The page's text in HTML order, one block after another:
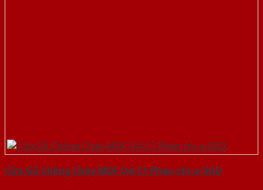
Cửa Gỗ Chống Cháy MDF O4-C1 Phào chi-a-SGD